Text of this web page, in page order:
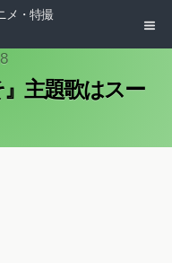
メ・特撮
』主題歌はスー